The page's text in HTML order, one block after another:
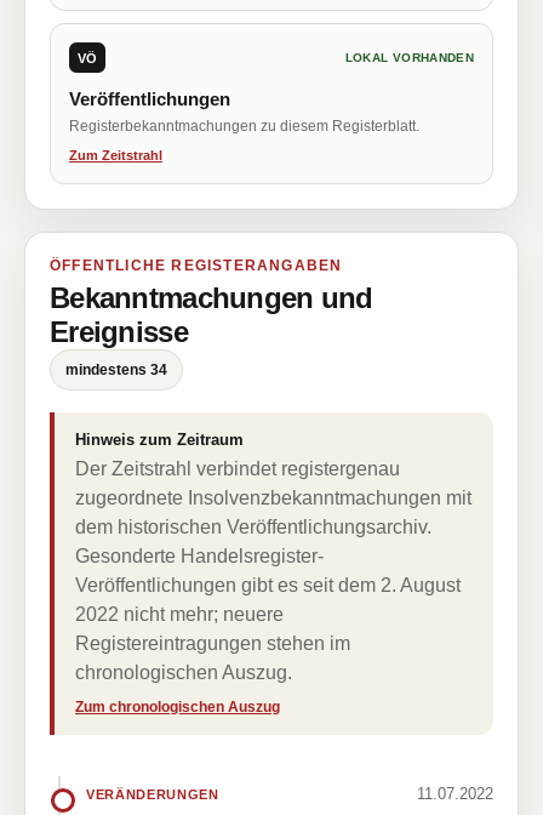
VÖ LOKAL VORHANDEN
Veröffentlichungen
Registerbekanntmachungen zu diesem Registerblatt.
Zum Zeitstrahl
ÖFFENTLICHE REGISTERANGABEN
Bekanntmachungen und
Ereignisse
mindestens 34
Hinweis zum Zeitraum
Der Zeitstrahl verbindet registergenau
zugeordnete Insolvenzbekanntmachungen mit
dem historischen Veröffentlichungsarchiv.
Gesonderte Handelsregister-
Veröffentlichungen gibt es seit dem 2. August
2022 nicht mehr; neuere
Registereintragungen stehen im
chronologischen Auszug.
Zum chronologischen Auszug
VERÄNDERUNGEN 11.07.2022